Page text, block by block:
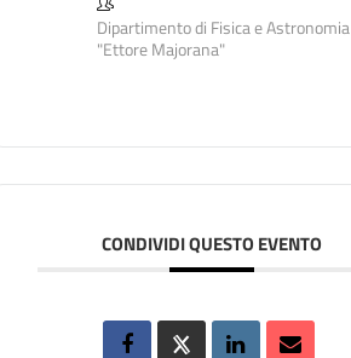
Dipartimento di Fisica e Astronomia
"Ettore Majorana"
CONDIVIDI QUESTO EVENTO